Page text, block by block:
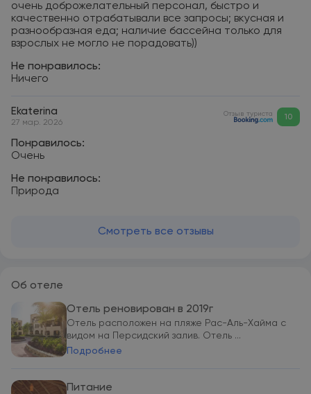
очень доброжелательный персонал, быстро и
качественно отрабатывали все запросы; вкусная и
разнообразная еда; наличие бассейна только для
взрослых не могло не порадовать))
Не понравилось:
Ничего
Ekaterina
27 мар. 2026
Отзыв туриста 10
Понравилось:
Очень
Не понравилось:
Природа
Смотреть все отзывы
Об отеле
Отель реновирован в 2019г
Отель расположен на пляже Рас-Аль-Хайма с
видом на Персидский залив. Отель ...
Подробнее
Питание